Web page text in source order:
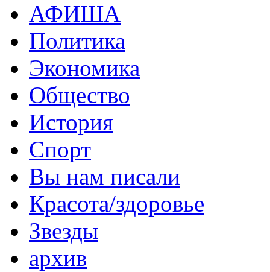
АФИША
Политика
Экономика
Общество
История
Спорт
Вы нам писали
Красота/здоровье
Звезды
архив